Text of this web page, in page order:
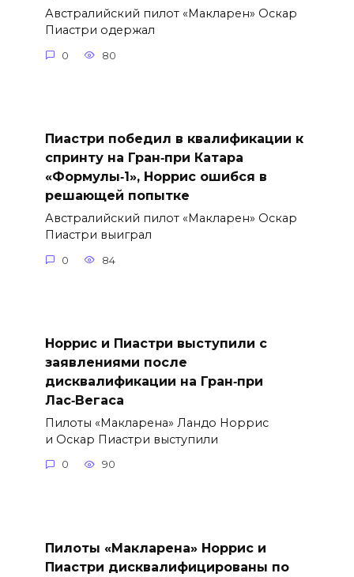
Австралийский пилот «Макларен» Оскар
Пиастри одержал
0 80
Пиастри победил в квалификации к
спринту на Гран‑при Катара
«Формулы‑1», Норрис ошибся в
решающей попытке
Австралийский пилот «Макларен» Оскар
Пиастри выиграл
0 84
Норрис и Пиастри выступили с
заявлениями после
дисквалификации на Гран‑при
Лас‑Вегаса
Пилоты «Макларена» Ландо Норрис
и Оскар Пиастри выступили
0 90
Пилоты «Макларена» Норрис и
Пиастри дисквалифицированы по